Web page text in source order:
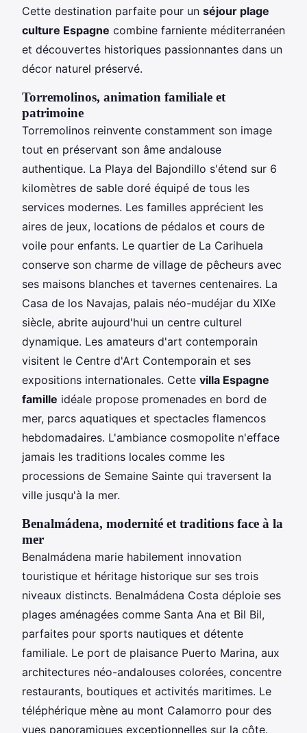
Cette destination parfaite pour un séjour plage
culture Espagne combine farniente méditerranéen
et découvertes historiques passionnantes dans un
décor naturel préservé.
Torremolinos, animation familiale et
patrimoine
Torremolinos reinvente constamment son image
tout en préservant son âme andalouse
authentique. La Playa del Bajondillo s'étend sur 6
kilomètres de sable doré équipé de tous les
services modernes. Les familles apprécient les
aires de jeux, locations de pédalos et cours de
voile pour enfants. Le quartier de La Carihuela
conserve son charme de village de pêcheurs avec
ses maisons blanches et tavernes centenaires. La
Casa de los Navajas, palais néo-mudéjar du XIXe
siècle, abrite aujourd'hui un centre culturel
dynamique. Les amateurs d'art contemporain
visitent le Centre d'Art Contemporain et ses
expositions internationales. Cette villa Espagne
famille idéale propose promenades en bord de
mer, parcs aquatiques et spectacles flamencos
hebdomadaires. L'ambiance cosmopolite n'efface
jamais les traditions locales comme les
processions de Semaine Sainte qui traversent la
ville jusqu'à la mer.
Benalmádena, modernité et traditions face à la
mer
Benalmádena marie habilement innovation
touristique et héritage historique sur ses trois
niveaux distincts. Benalmádena Costa déploie ses
plages aménagées comme Santa Ana et Bil Bil,
parfaites pour sports nautiques et détente
familiale. Le port de plaisance Puerto Marina, aux
architectures néo-andalouses colorées, concentre
restaurants, boutiques et activités maritimes. Le
téléphérique mène au mont Calamorro pour des
vues panoramiques exceptionnelles sur la côte.